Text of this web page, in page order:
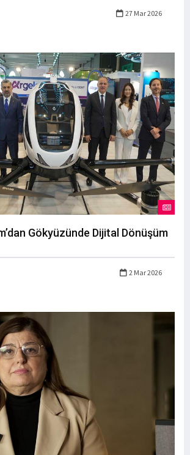
27 Mar 2026
Gökyüzünde Dijital Dönüşüm
2 Mar 2026